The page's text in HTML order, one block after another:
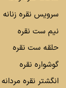
سرویس نقره زنانه
نیم ست نقره
حلقه ست نقره
گوشواره نقره
انگشتر نقره مردانه